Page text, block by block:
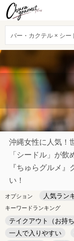
バー・カクテル × シー
沖縄女性に人気！
「シードル」が飲
『ちゅらグルメ
い！
オプション 人気ラン
キーワードランキング
テイクアウト（お持ち
一人で入りやすい